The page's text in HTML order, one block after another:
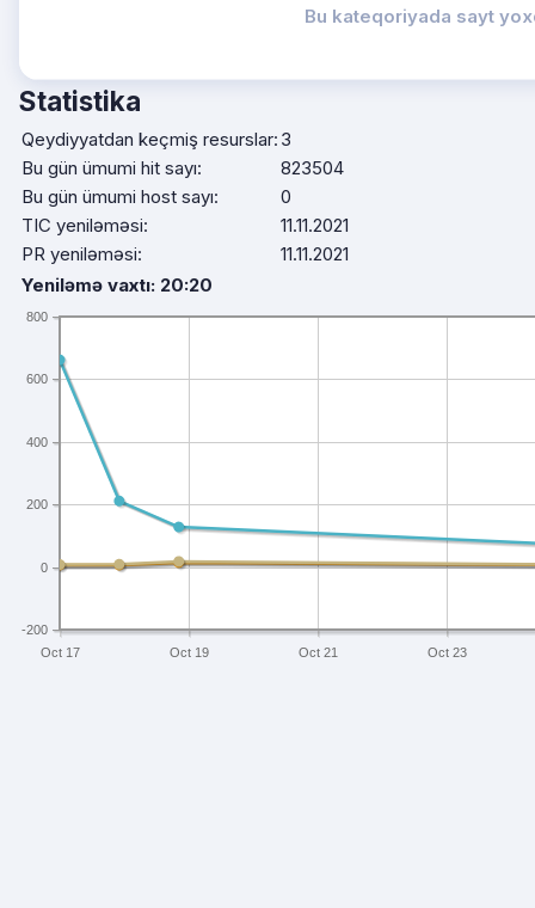
Bu kateqoriyada sayt
Statistika
Qeydiyyatdan keçmiş resurslar:
Bu gün ümumi hit sayı:
Bu gün ümumi host sayı:
TIC yeniləməsi:
PR yeniləməsi:
3
823504
0
11.11.2021
11.11.2021
Yeniləmə vaxtı: 20:20
Oct 17 Oct 19 Oct 21 Oct 23
-200
0
200
400
600
800